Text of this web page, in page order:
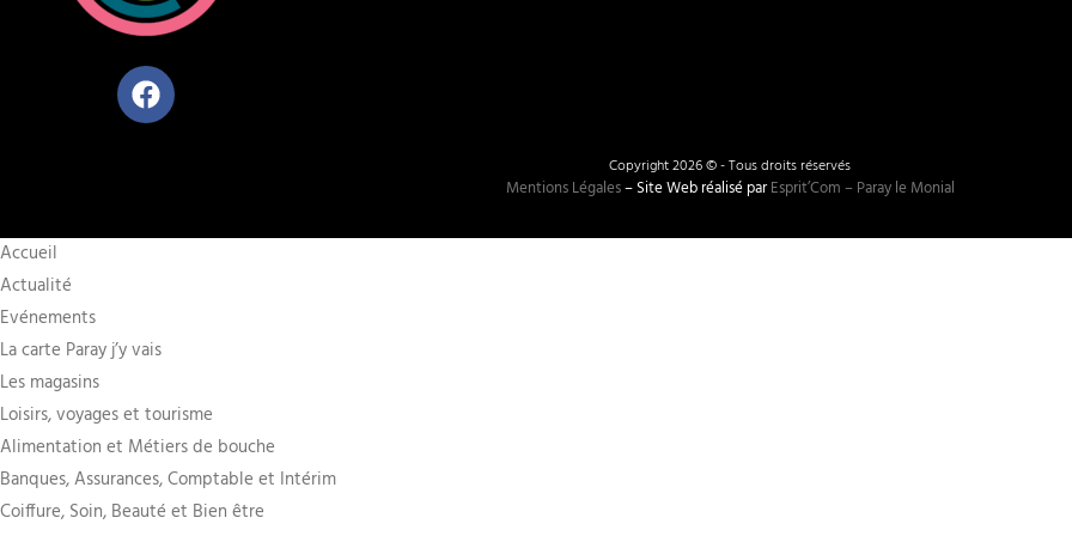
Copyright 2026 © - Tous droits réservés
Mentions Légales– Site Web réalisé parEsprit’Com – Paray le Monial
Accueil
Actualité
Evénements
La carte Paray j’y vais
Les magasins
Loisirs, voyages et tourisme
Alimentation et Métiers de bouche
Banques, Assurances, Comptable et Intérim
Coiffure, Soin, Beauté et Bien être